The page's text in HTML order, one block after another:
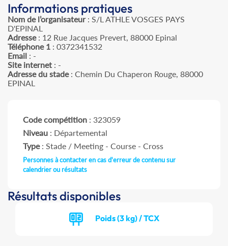
Informations pratiques
Nom de l’organisateur: S/L ATHLE VOSGES PAYS
D'EPINAL
Adresse: 12 Rue Jacques Prevert, 88000 Epinal
Téléphone 1 : 0372341532
Email : -
Site internet : -
Adresse du stade: Chemin Du Chaperon Rouge, 88000
EPINAL
Code compétition : 323059
Niveau : Départemental
Type: Stade / Meeting - Course - Cross
Personnes à contacter en cas d'erreur de contenu sur
calendrier ou résultats
Résultats disponibles
Poids (3 kg) / TCX